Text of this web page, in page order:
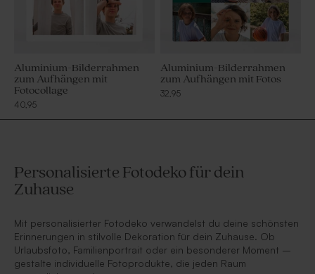
Aluminium-Bilderrahmen
zum Aufhängen mit
Fotocollage
40,95
Aluminium-Bilderrahmen
zum Aufhängen mit Fotos
32,95
Personalisierte Fotodeko für dein
Zuhause
Mit personalisierter Fotodeko verwandelst du deine schönsten
Erinnerungen in stilvolle Dekoration für dein Zuhause. Ob
Urlaubsfoto, Familienportrait oder ein besonderer Moment –
gestalte individuelle Fotoprodukte, die jeden Raum